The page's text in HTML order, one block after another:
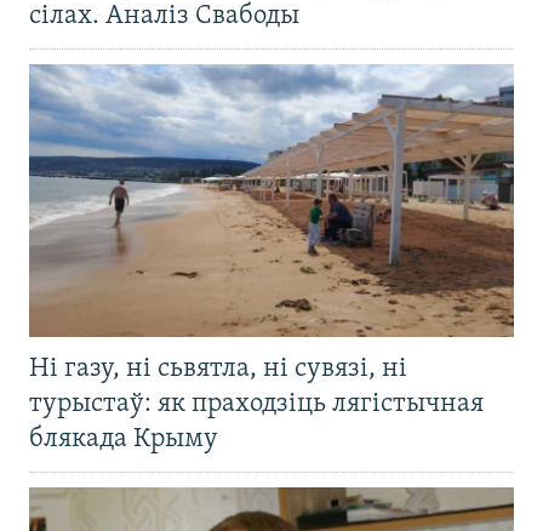
сілах. Аналіз Свабоды
Ні газу, ні сьвятла, ні сувязі, ні
турыстаў: як праходзіць лягістычная
блякада Крыму